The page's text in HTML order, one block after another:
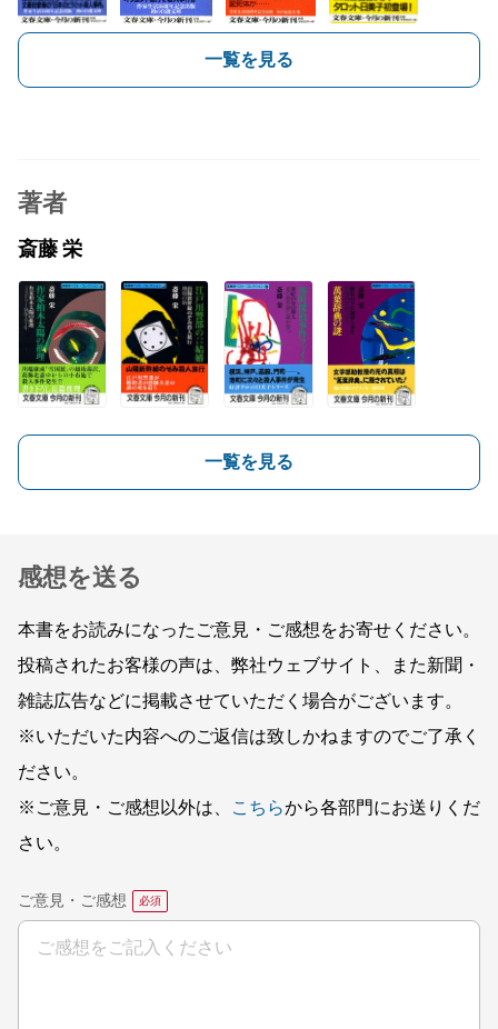
一覧を見る
著者
斎藤 栄
一覧を見る
感想を送る
本書をお読みになったご意見・ご感想をお寄せください。
投稿されたお客様の声は、弊社ウェブサイト、また新聞・
雑誌広告などに掲載させていただく場合がございます。
※いただいた内容へのご返信は致しかねますのでご了承く
ださい。
※ご意見・ご感想以外は、
こちらから各部門にお送りくだ
さい。
ご意見・ご感想